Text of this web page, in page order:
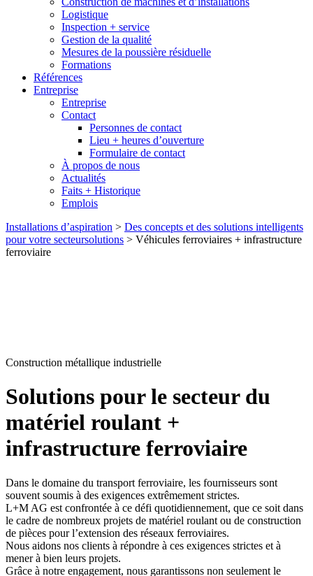
Logistique
Inspection + service
Gestion de la qualité
Mesures de la poussière résiduelle
Formations
Références
Entreprise
Entreprise
Contact
Personnes de contact
Lieu + heures d’ouverture
Formulaire de contact
À propos de nous
Actualités
Faits + Historique
Emplois
Installations d’aspiration > Des concepts et des solutions intelligents
pour votre secteursolutions > Véhicules ferroviaires + infrastructure
ferroviaire
Construction métallique industrielle
Solutions pour le secteur du
matériel roulant +
infrastructure ferroviaire
Dans le domaine du transport ferroviaire, les fournisseurs sont
souvent soumis à des exigences extrêmement strictes.
L+M AG est confrontée à ce défi quotidiennement, que ce soit dans
le cadre de nombreux projets de matériel roulant ou de construction
de pièces pour l’extension des réseaux ferroviaires.
Nous aidons nos clients à répondre à ces exigences strictes et à
mener à bien leurs projets.
Grâce à notre engagement, nous garantissons non seulement le